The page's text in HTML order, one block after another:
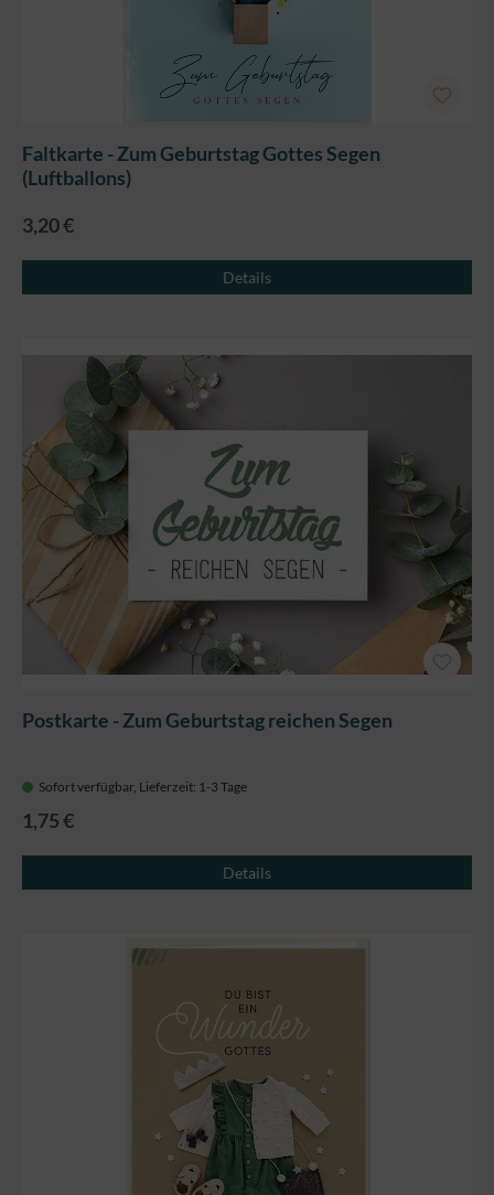
Faltkarte - Zum Geburtstag Gottes Segen
(Luftballons)
3,20 €
Details
Postkarte - Zum Geburtstag reichen Segen
Sofort verfügbar, Lieferzeit: 1-3 Tage
1,75 €
Details